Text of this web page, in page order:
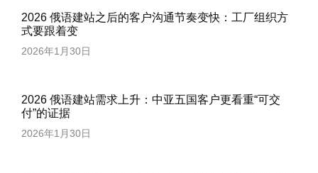
2026 俄语建站之后的客户沟通节奏变快：工厂组织方
式要跟着变
2026年1月30日
2026 俄语建站需求上升：中亚五国客户更看重“可交
付”的证据
2026年1月30日